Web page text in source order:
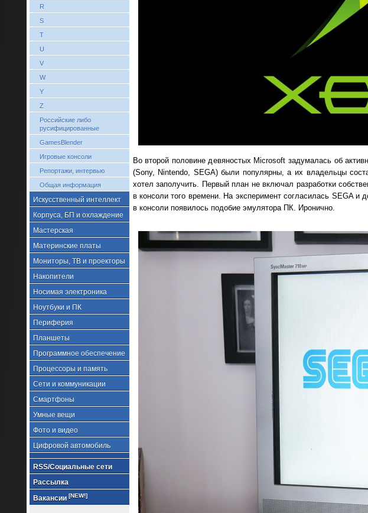
R
S
T
U
V
W
Y
Z
Российские либо
русифицированные
GamesBlender
Игровые консоли
Репортажи, интервью
Общая информация
Искусственный интеллект
Корпуса, БП и охлаждение
Мастерская
Материнские платы
Мониторы, ТВ и проекторы
Накопители
Носимая электроника
Ноутбуки и ПК
Периферия
Планшеты
Программное обеспечение
Процессоры и память
Сети и коммуникации
Смартфоны
Умные вещи
Фото и видео
Цифровой автомобиль
RSS/Социальные сети
Рассылка
Вакансии [NEW!]
Во второй половине девяностых Microsoft задумалась об
(Sony, Nintendo, SEGA) были популярны, а их владельцы
хотел заполучить. Первый план не включал разработки
в консоли того времени. На эксперимент согласилась SEGA
в консоли появилось подобие эмулятора ПК. Иронично.